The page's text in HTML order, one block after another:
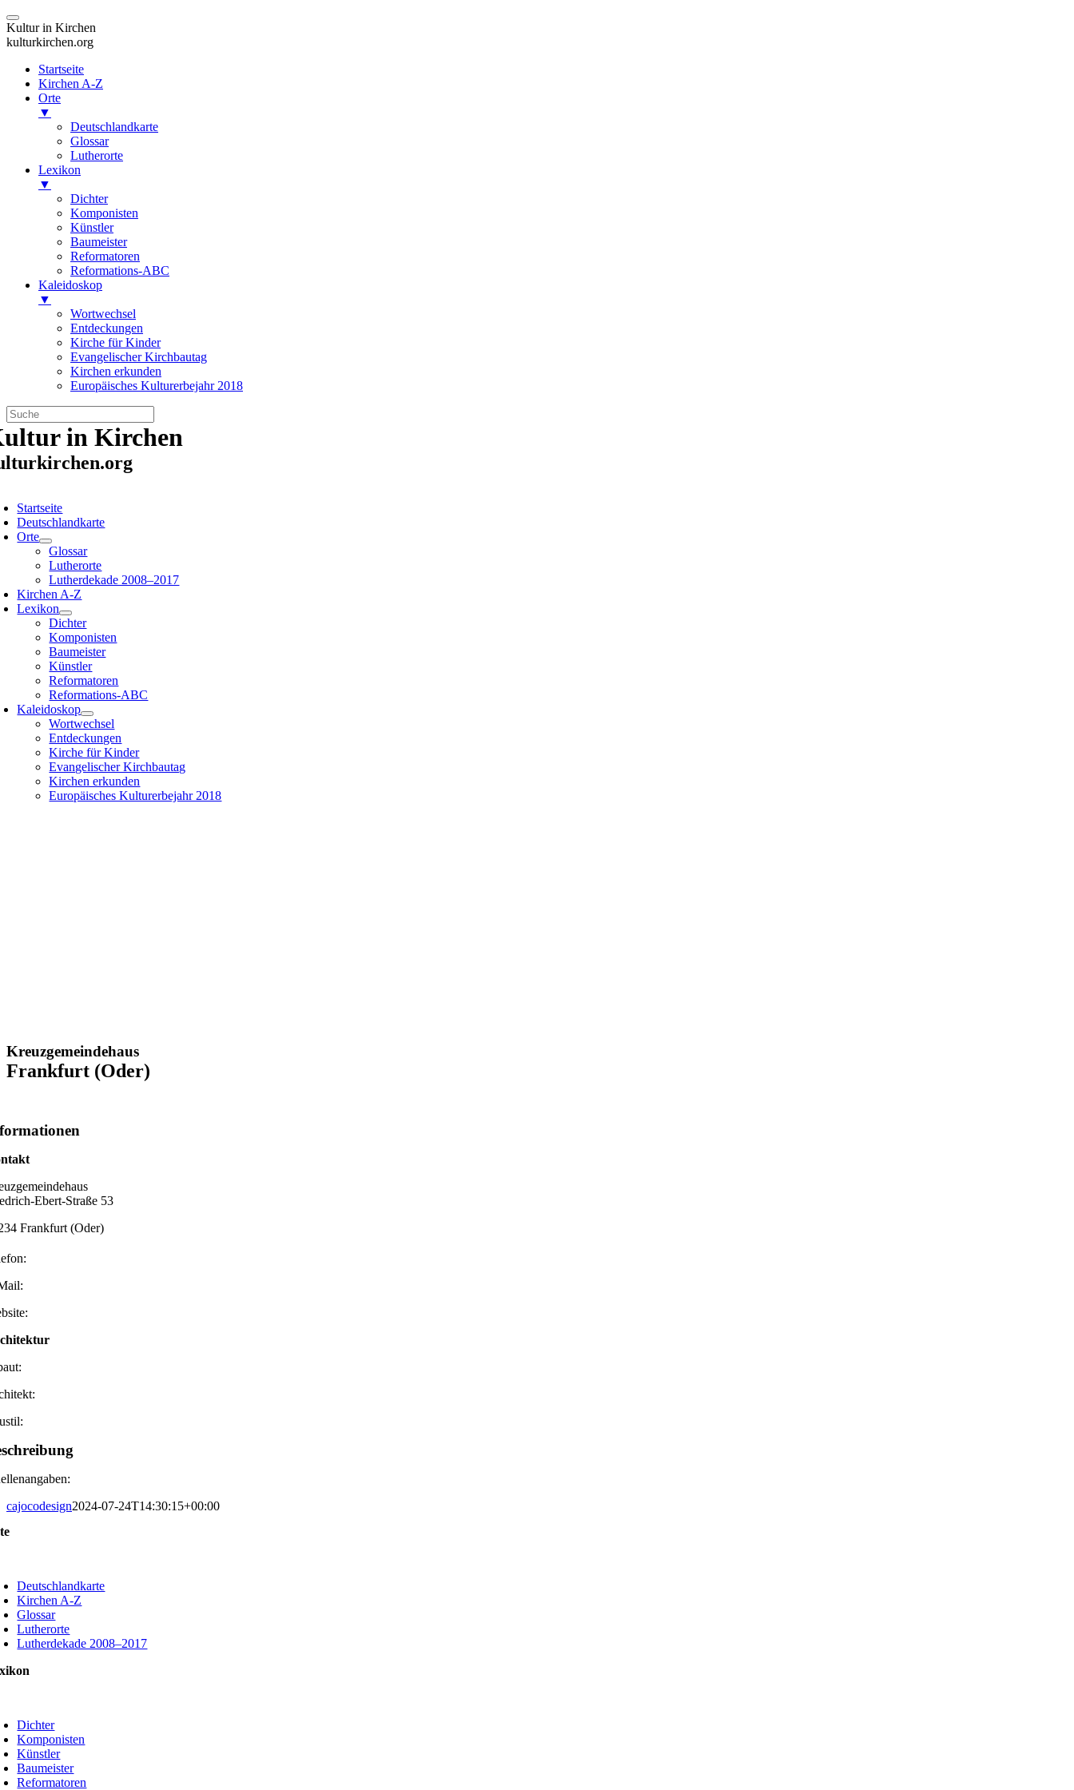
Kultur in Kirchen
kulturkirchen.org
Startseite
Kirchen A-Z
Orte
▼
Deutschlandkarte
Glossar
Lutherorte
Lexikon
▼
Dichter
Komponisten
Künstler
Baumeister
Reformatoren
Reformations-ABC
Kaleidoskop
▼
Wortwechsel
Entdeckungen
Kirche für Kinder
Evangelischer Kirchbautag
Kirchen erkunden
Europäisches Kulturerbejahr 2018
Zum
Inhalt
springen
in Kirchen
Startseite
Deutschlandkarte
Orte
Glossar
Lutherorte
Lutherdekade 2008–2017
Kirchen A-Z
Lexikon
Dichter
Komponisten
Baumeister
Künstler
Reformatoren
Reformations-ABC
Kaleidoskop
Wortwechsel
Entdeckungen
Kirche für Kinder
Evangelischer Kirchbautag
Kirchen erkunden
Europäisches Kulturerbejahr 2018
Kreuzgemeindehaus
Frankfurt (Oder)
Ebert-Straße 53
Frankfurt (Oder)
cajocodesign2024-07-24T14:30:15+00:00
Deutschlandkarte
Kirchen A-Z
Glossar
Lutherorte
Lutherdekade 2008–2017
Dichter
Komponisten
Künstler
Baumeister
Reformatoren